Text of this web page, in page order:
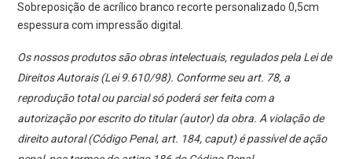
Sobreposição de acrílico branco recorte personalizado 0,5cm
espessura com impressão digital.
Os nossos produtos são obras intelectuais, regulados pela Lei de
Direitos Autorais (Lei 9.610/98). Conforme seu art. 78, a
reprodução total ou parcial só poderá ser feita com a
autorização por escrito do titular (autor) da obra. A violação de
direito autoral (Código Penal, art. 184, caput) é passível de ação